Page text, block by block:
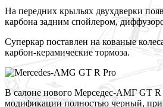
На передних крыльях двухдверки
карбона задним спойлером,
Суперкар поставлен на кованые
карбон-керамические тормоза.
В салоне нового Мерседес-АМГ GT R
модификации полностью черный, при